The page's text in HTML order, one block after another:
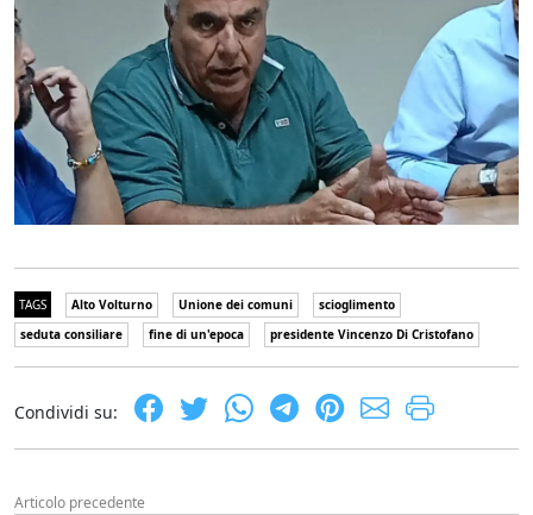
TAGS Alto Volturno Unione dei comuni
scioglimento
seduta consiliare
fine di un'epoca presidente Vincenzo Di Cristofano
Condividi su:
Articolo precedente